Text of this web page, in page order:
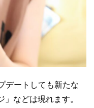
デートしても新たな
」などは現れます。